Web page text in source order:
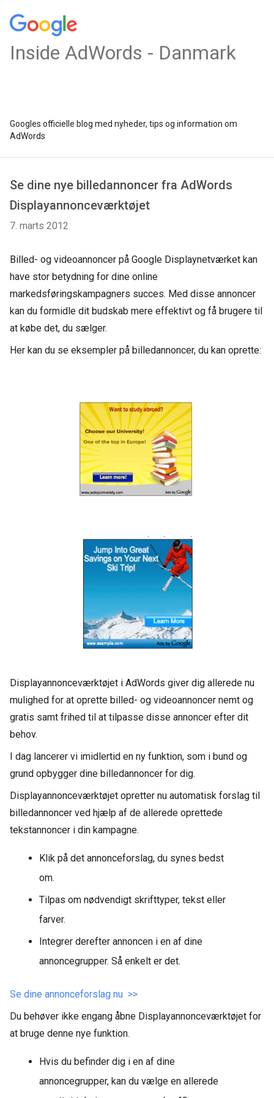
Inside AdWords - Danmark
Googles officielle blog med nyheder, tips og information om
AdWords
Se dine nye billedannoncer fra AdWords
Displayannonceværktøjet
7. marts 2012
Billed- og videoannoncer på Google Displaynetværket kan
have stor betydning for dine online
markedsføringskampagners succes. Med disse annoncer
kan du formidle dit budskab mere effektivt og få brugere til
at købe det, du sælger.
Her kan du se eksempler på billedannoncer, du kan oprette:
Displayannonceværktøjet i AdWords giver dig allerede nu
mulighed for at oprette billed- og videoannoncer nemt og
gratis samt frihed til at tilpasse disse annoncer efter dit
behov.
I dag lancerer vi imidlertid en ny funktion, som i bund og
grund opbygger dine billedannoncer for dig.
Displayannonceværktøjet opretter nu automatisk forslag til
billedannoncer ved hjælp af de allerede oprettede
tekstannoncer i din kampagne.
Klik på det annonceforslag, du synes bedst
om.
Tilpas om nødvendigt skrifttyper, tekst eller
farver.
Integrer derefter annoncen i en af dine
annoncegrupper. Så enkelt er det.
Se dine annonceforslag nu >>
Du behøver ikke engang åbne Displayannonceværktøjet for
at bruge denne nye funktion.
Hvis du befinder dig i en af dine
annoncegrupper, kan du vælge en allerede